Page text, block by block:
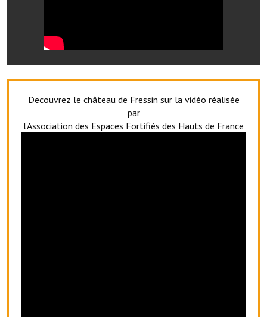
Equipements sportifs
Commerçants, artisans
Exploitants agricoles
Decouvrez le château de Fressin sur la vidéo réalisée
par
l'Association des Espaces Fortifiés des Hauts de France